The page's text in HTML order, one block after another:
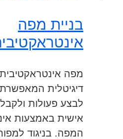
בניית מפה
מפה
דיגיטלית
לבצע פעולות
אישית באמצעות
המפה. בניגוד